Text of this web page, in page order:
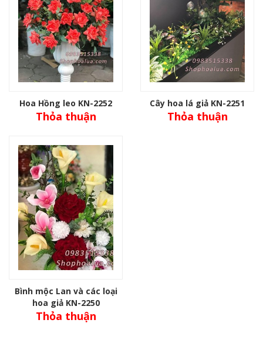
Hoa Hồng leo KN-2252
Thỏa thuận
Cây hoa lá giả KN-2251
Thỏa thuận
Bình mộc Lan và các loại
hoa giả KN-2250
Thỏa thuận